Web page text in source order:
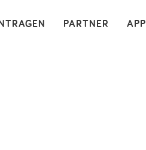
APP
PARTNER